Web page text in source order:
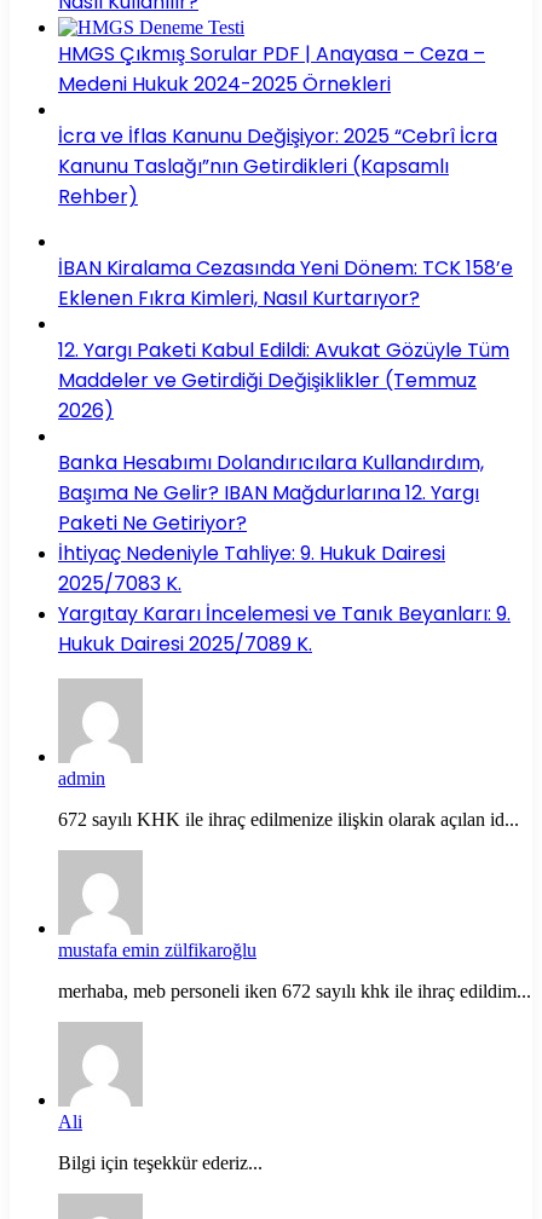
HMGS Çıkmış Sorular PDF | Anayasa – Ceza –
Medeni Hukuk 2024-2025 Örnekleri
İcra ve İflas Kanunu Değişiyor: 2025 “Cebrî İcra
Kanunu Taslağı”nın Getirdikleri (Kapsamlı
Rehber)
İBAN Kiralama Cezasında Yeni Dönem: TCK 158’e
Eklenen Fıkra Kimleri, Nasıl Kurtarıyor?
12. Yargı Paketi Kabul Edildi: Avukat Gözüyle Tüm
Maddeler ve Getirdiği Değişiklikler (Temmuz
2026)
Banka Hesabımı Dolandırıcılara Kullandırdım,
Başıma Ne Gelir? IBAN Mağdurlarına 12. Yargı
Paketi Ne Getiriyor?
İhtiyaç Nedeniyle Tahliye: 9. Hukuk Dairesi
2025/7083 K.
Yargıtay Kararı İncelemesi ve Tanık Beyanları: 9.
Hukuk Dairesi 2025/7089 K.
admin
672 sayılı KHK ile ihraç edilmenize ilişkin olarak açılan id...
mustafa emin zülfikaroğlu
merhaba, meb personeli iken 672 sayılı khk ile ihraç edildim...
Ali
Bilgi için teşekkür ederiz...